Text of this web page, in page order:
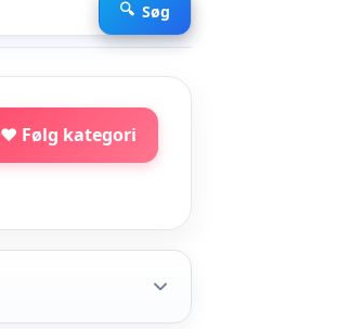
Søg
♥ Følg kategori